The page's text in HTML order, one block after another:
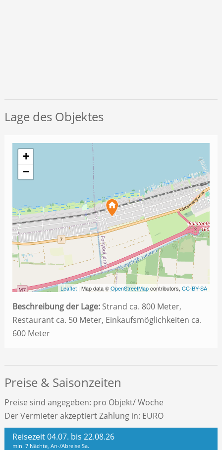
Lage des Objektes
+
−
Leaflet | Map data ©OpenStreetMapcontributors,CC-BY-SA
Beschreibung der Lage:Strand ca. 800 Meter,
Restaurant ca. 50 Meter, Einkaufsmöglichkeiten ca.
600 Meter
Preise & Saisonzeiten
Preise sind angegeben: pro Objekt/ Woche
Der Vermieter akzeptiert Zahlung in: EURO
Reisezeit 04.07. bis 22.08.26
min. 7 Nächte, An-/Abreise Sa.